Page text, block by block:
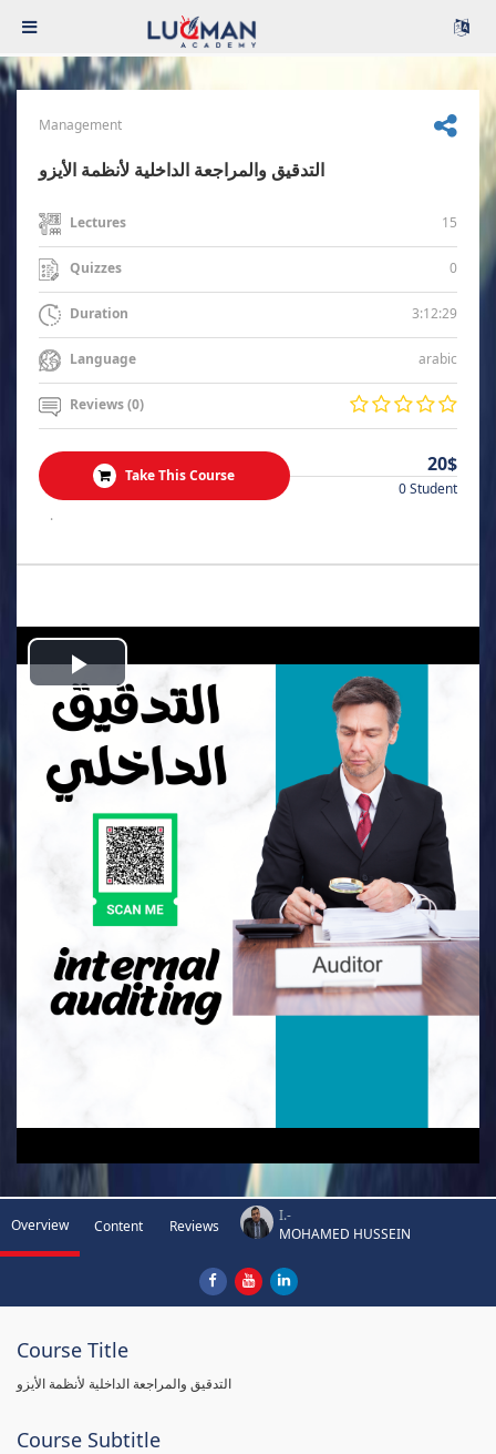
Management
التدقيق والمراجعة الداخلية لأنظمة الأيزو
Lectures 15
Quizzes 0
Duration 3:12:29
Language arabic
Reviews (0)
Take This Course 20$
0 Student
.
Play
Video
Overview Content Reviews
I.-
MOHAMED HUSSEIN
Course Title
التدقيق والمراجعة الداخلية لأنظمة الأيزو
Course Subtitle